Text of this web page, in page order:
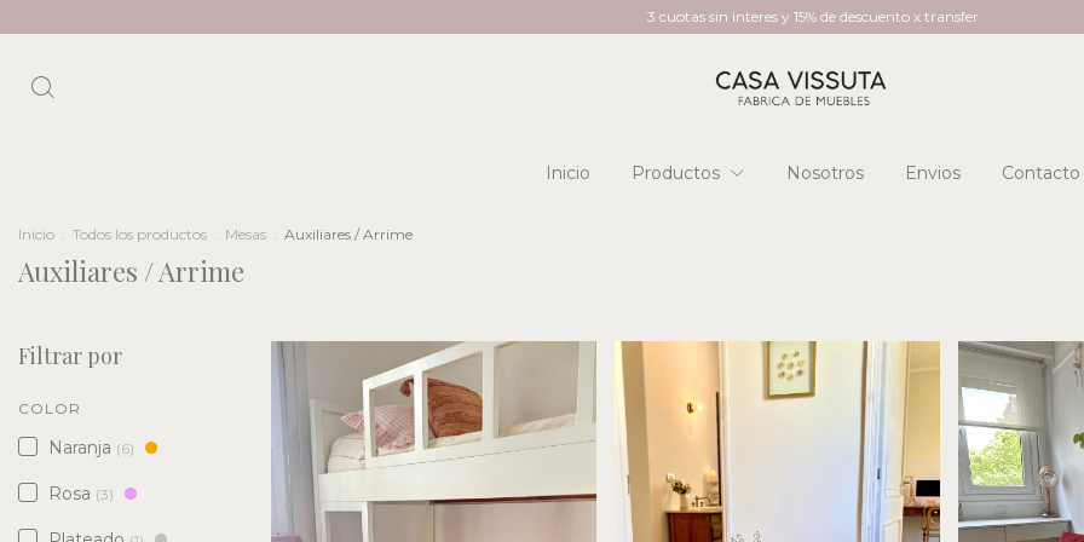
3 cuotas sin interes y 15% de descuento x transfer
Inicio Productos Nosotros Envios Contacto
Inicio . Todos los productos . Mesas . Auxiliares / Arrime
Auxiliares / Arrime
Filtrar por
COLOR
Naranja (6)
Rosa (3)